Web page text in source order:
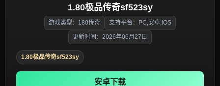
1.80极品传奇sf523sy
游戏类型：180传奇 支持平台：PC,安卓,iOS
更新时间：2026年06月27日
1.80极品传奇sf523sy
安卓下载